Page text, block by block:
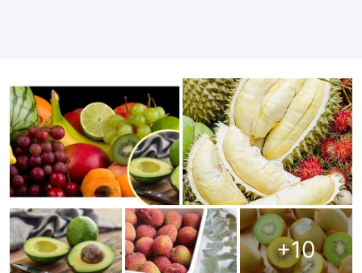
+10